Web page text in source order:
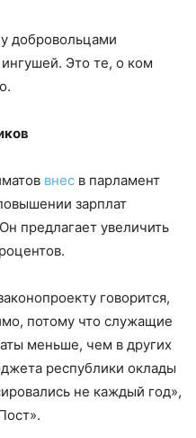
добровольцами
Это те, о ком
внес в парламент
зарплат
предлагает увеличить
говорится,
потому что служащие
меньше, чем в других
республики оклады
не каждый год»,